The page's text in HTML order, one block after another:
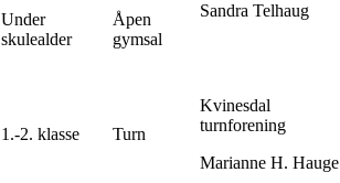
Under
skulealder
Åpen
gymsal
Sandra Telhaug
1.-2. klasse Turn
Kvinesdal
turnforening
Marianne H. Hauge